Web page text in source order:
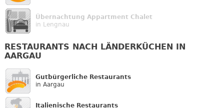
Übernachtung Appartment Chalet
in Lengnau
RESTAURANTS NACH LÄNDERKÜCHEN IN
AARGAU
Gutbürgerliche Restaurants
in Aargau
Italienische Restaurants